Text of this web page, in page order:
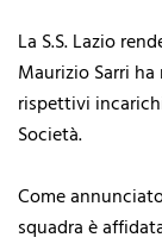
La S.S. Lazio
Maurizio Sarri
rispettivi
Società.
Come
squadra è